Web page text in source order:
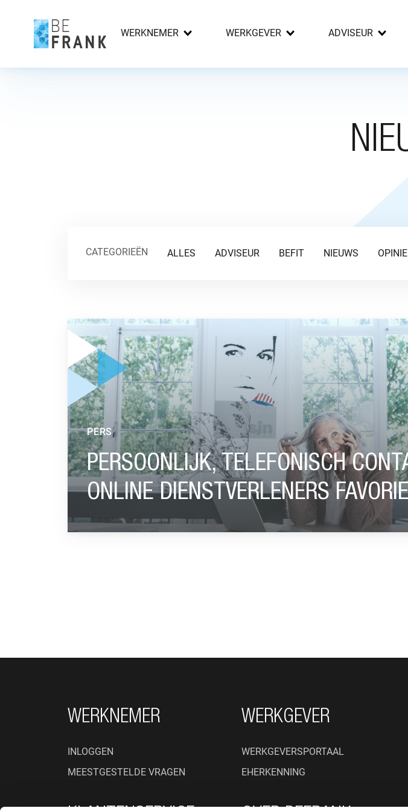
WERKNEMER WERKGEVER ADVISEUR
CATEGORIEËN ALLES ADVISEUR BEFIT NIEUWS OPINIE
GA NAAR “PERSOONLIJK, TELEFONISCH CONTACT MET ONLINE
PERSOONLIJK, TELEFONISCH
ONLINE DIENSTVERLENERS
PERS
FOOTER NAVIGATIE
WERKNEMER
INLOGGEN
MEESTGESTELDE VRAGEN
WERKGEVER
WERKGEVERSPORTAAL
EHERKENNING